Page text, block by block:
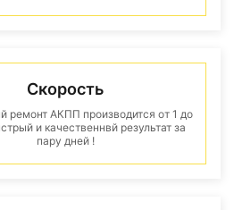
Скорость
ремонт АКПП производится от 1 до
и качественнвй результат за
пару дней !